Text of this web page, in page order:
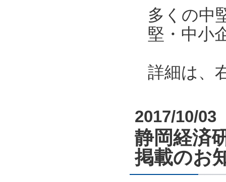
多くの中
堅・中小
詳細は、
2017/10/03
静岡経済
掲載のお